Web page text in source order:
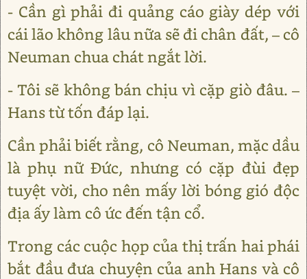
- Cần gì phải đi quảng cáo giày dép với
cái lão không lâu nữa sẽ đi chân đất, – cô
Neuman chua chát ngắt lời.
- Tôi sẽ không bán chịu vì cặp giò đâu. –
Hans từ tốn đáp lại.
Cần phải biết rằng, cô Neuman, mặc dầu
là phụ nữ Đức, nhưng có cặp đùi đẹp
tuyệt vời, cho nên mấy lời bóng gió độc
địa ấy làm cô ức đến tận cổ.
Trong các cuộc họp của thị trấn hai phái
bắt đầu đưa chuyện của anh Hans và cô